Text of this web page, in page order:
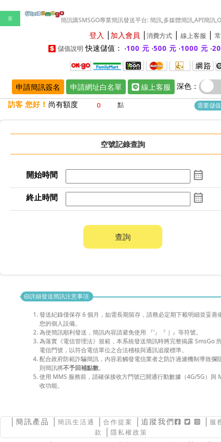
☰ 簡訊購SMSGO專業簡訊發送平台: 簡訊,多媒體簡訊,API簡訊
登入 加入會員 消費方式 線上客服
儲值說明 快速儲值： ‧100 元 ‧500 元 ‧1000 元 ‧
申請簡訊簽名 申請網址白名單 線上客服 深色：
訪客 您好 ! 尚有額度 點 需要儲
空號記錄查詢
開始時間 calendar_month
終止時間 calendar_month
查詢
add_circle詳細發送簡訊注意事項
發送紀錄僅保存 6 個月，如需長期留存，請務必定期下載明細並妥善
您的個人設備。
為使簡訊順利發送，簡訊內容請避免使用 『‘』『｜』等符號。
為落實《電信管理法》規範，本系統發送簡訊時將完整揭露 SmsGo
電信門號，以符合電信單位之合法稽核與通訊追蹤標準。
配合政府防範詐騙簡訊，內容若觸發電信業者之防詐過濾機制導致攔
則簡訊將不予回補點數。
使用 MMS 服務前，請確保接收方門號已開通行動數據（4G/5G）與
收功能。
簡訊產品 簡訊生活通 合作提案 │追蹤我們
服
款
隱私權政策